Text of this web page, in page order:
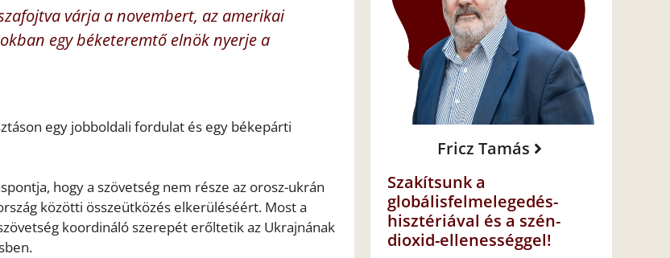
várja a novembert, az amerikai
egy béketeremtő elnök nyerje a
egy jobboldali fordulat és egy békepárti
hogy a szövetség nem része az orosz-ukrán
közötti összeütközés elkerüléséért. Most a
koordináló szerepét erőltetik az Ukrajnának
Fricz Tamás
Szakítsunk a
globálisfelmelegedés-
hisztériával és a szén-
dioxid-ellenességgel!